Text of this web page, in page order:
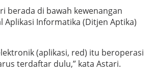
berada di bawah kewenangan
Aplikasi Informatika (Ditjen Aptika)
(aplikasi, red) itu beroperasi
terdaftar dulu,” kata Astari.